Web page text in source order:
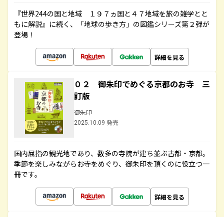
『世界244の国と地域 １９７ヵ国と４７地域を旅の雑学とと
もに解説』に続く、「地球の歩き方」の図鑑シリーズ第２弾が
登場！
詳細を見る
０２ 御朱印でめぐる京都のお寺 三
訂版
御朱印
2025.10.09 発売
国内屈指の観光地であり、数多の寺院が建ち並ぶ古都・京都。
季節を楽しみながらお寺をめぐり、御朱印を頂くのに役立つ一
冊です。
詳細を見る